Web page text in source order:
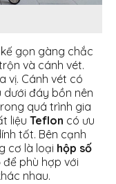
gọn gàng chắc
và cánh vét.
vị. Cánh vét có
dưới đáy bồn nên
quá trình gia
liệu Teflon có ưu
tốt. Bên cạnh
cơ là loại hộp số
để phù hợp với
nhau.